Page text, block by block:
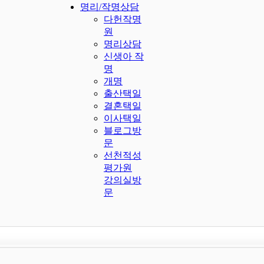
명리/작명상담
다헌작명
원
명리상담
신생아 작
명
개명
출산택일
결혼택일
이사택일
블로그방
문
선천적성
평가원
강의실방
문